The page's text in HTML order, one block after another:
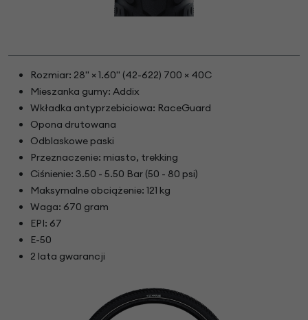
Rozmiar: 28" × 1.60" (42-622) 700 × 40C
Mieszanka gumy: Addix
Wkładka antyprzebiciowa: RaceGuard
Opona drutowana
Odblaskowe paski
Przeznaczenie: miasto, trekking
Ciśnienie: 3.50 - 5.50 Bar (50 - 80 psi)
Maksymalne obciążenie: 121 kg
Waga: 670 gram
EPI: 67
E-50
2 lata gwarancji